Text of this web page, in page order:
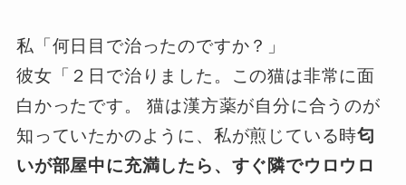
私「何日目で治ったのですか？」
彼女「２日で治りました。この猫は非常に面
白かったです。 猫は漢方薬が自分に合うのが
知っていたかのように、私が煎じている時匂
いが部屋中に充満したら、すぐ隣でウロウロ